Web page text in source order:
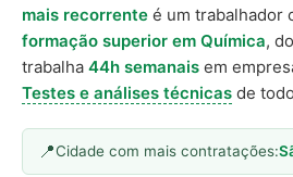
mais recorrente é um trabalhador
formação superior em Química,
trabalha 44h semanais em
Testes e análises técnicas de
Cidade com mais contratações: